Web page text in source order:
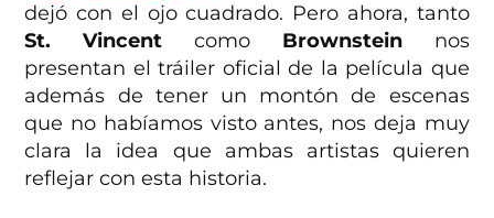
dejó con el ojo cuadrado. Pero ahora, tanto
St. Vincent como Brownsteinnos
presentan el tráiler oficial de la película que
además de tener un montón de escenas
que no habíamos visto antes, nos deja muy
clara la idea que ambas artistas quieren
reflejar con esta historia.